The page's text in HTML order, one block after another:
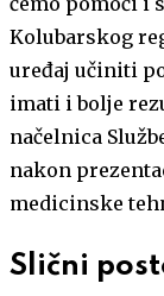
Kolubarskog
uređaj učiniti
imati i bolje
načelnica
nakon
medicinske
Slični